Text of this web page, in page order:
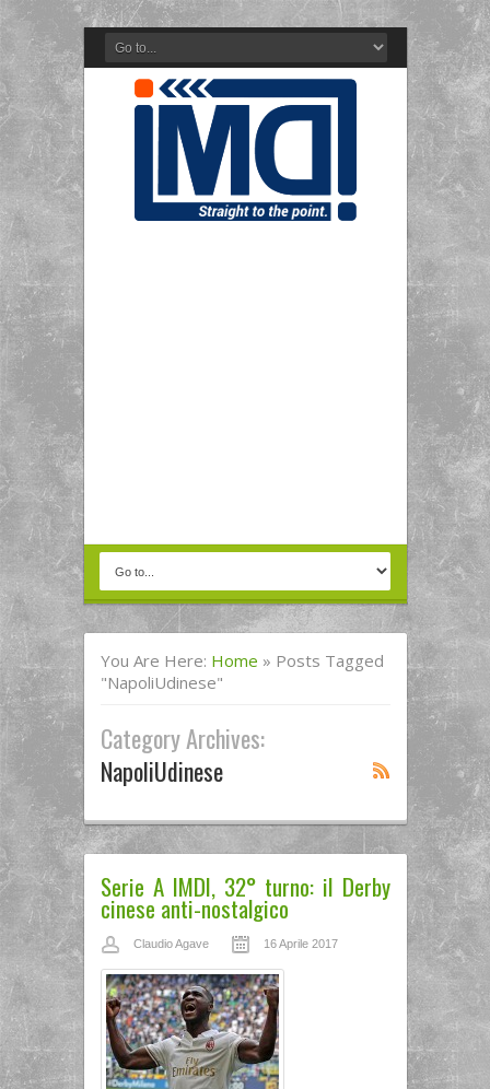
You Are Here: Home » Posts Tagged
"NapoliUdinese"
Category Archives:
NapoliUdinese
Serie A IMDI, 32° turno: il Derby
cinese anti-nostalgico
Claudio Agave 16 Aprile 2017